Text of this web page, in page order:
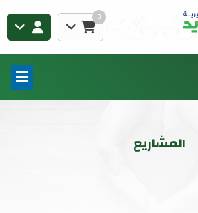
0
المشاريع